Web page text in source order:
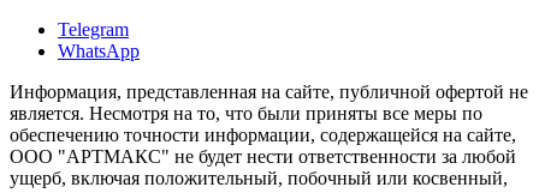
Telegram
WhatsApp
Информация, представленная на сайте, публичной офертой не
является. Несмотря на то, что были приняты все меры по
обеспечению точности информации, содержащейся на сайте,
ООО "АРТМАКС" не будет нести ответственности за любой
ущерб, включая положительный, побочный или косвенный,